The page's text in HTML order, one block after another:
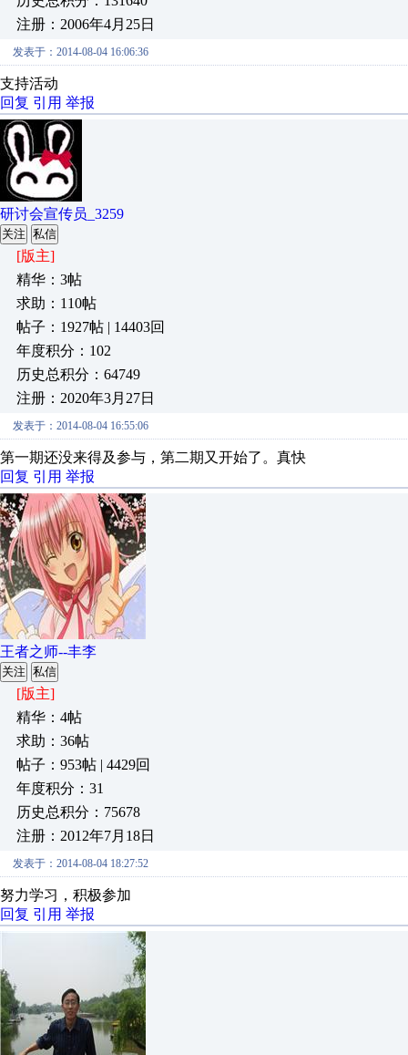
注册：2006年4月25日
发表于：2014-08-04 16:06:36
支持活动
回复 引用 举报
研讨会宣传员_3259
关注 私信
[版主]
精华：3帖
求助：110帖
帖子：1927帖 | 14403回
年度积分：102
历史总积分：64749
注册：2020年3月27日
发表于：2014-08-04 16:55:06
第一期还没来得及参与，第二期又开始了。真快
回复 引用 举报
王者之师--丰李
关注 私信
[版主]
精华：4帖
求助：36帖
帖子：953帖 | 4429回
年度积分：31
历史总积分：75678
注册：2012年7月18日
发表于：2014-08-04 18:27:52
努力学习，积极参加
回复 引用 举报